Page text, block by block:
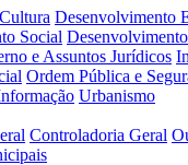
Cultura Desenvolvimento
Social
e Assuntos Jurídicos
Ordem Pública e
Urbanismo
Controladoria Geral